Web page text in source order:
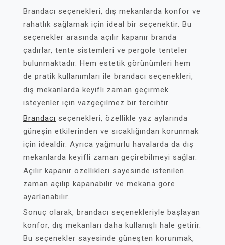
Brandacı seçenekleri, dış mekanlarda konfor ve
rahatlık sağlamak için ideal bir seçenektir. Bu
seçenekler arasında açılır kapanır branda
çadırlar, tente sistemleri ve pergole tenteler
bulunmaktadır. Hem estetik görünümleri hem
de pratik kullanımları ile brandacı seçenekleri,
dış mekanlarda keyifli zaman geçirmek
isteyenler için vazgeçilmez bir tercihtir.
Brandacı seçenekleri, özellikle yaz aylarında
güneşin etkilerinden ve sıcaklığından korunmak
için idealdir. Ayrıca yağmurlu havalarda da dış
mekanlarda keyifli zaman geçirebilmeyi sağlar.
Açılır kapanır özellikleri sayesinde istenilen
zaman açılıp kapanabilir ve mekana göre
ayarlanabilir.
Sonuç olarak, brandacı seçenekleriyle başlayan
konfor, dış mekanları daha kullanışlı hale getirir.
Bu seçenekler sayesinde güneşten korunmak,